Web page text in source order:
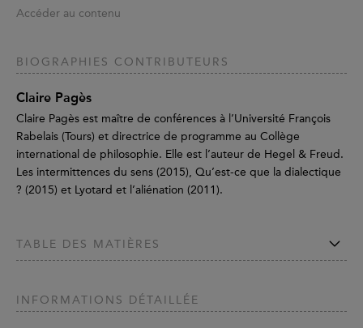
Accéder au contenu
BIOGRAPHIES CONTRIBUTEURS
Claire Pagès
Claire Pagès est maître de conférences à l’Université François
Rabelais (Tours) et directrice de programme au Collège
international de philosophie. Elle est l’auteur de Hegel & Freud.
Les intermittences du sens (2015), Qu’est-ce que la dialectique
? (2015) et Lyotard et l’aliénation (2011).
TABLE DES MATIÈRES
INFORMATIONS DÉTAILLÉE